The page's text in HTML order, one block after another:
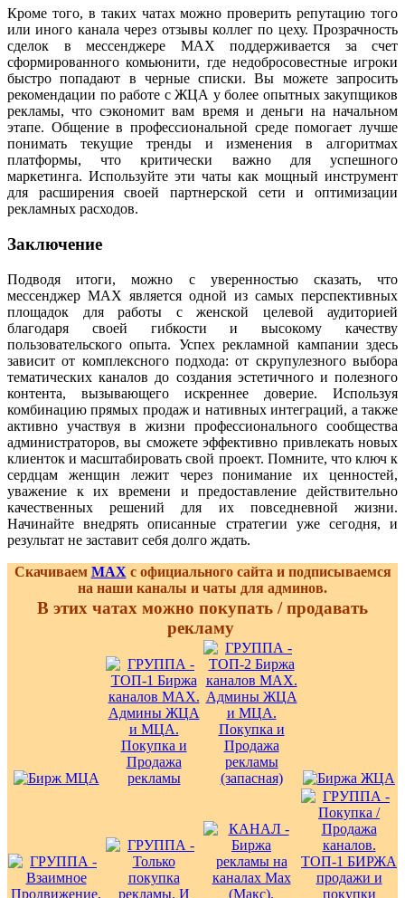
Кроме того, в таких чатах можно проверить репутацию того
или иного канала через отзывы коллег по цеху. Прозрачность
сделок в мессенджере MAX поддерживается за счет
сформированного комьюнити, где недобросовестные игроки
быстро попадают в черные списки. Вы можете запросить
рекомендации по работе с ЖЦА у более опытных закупщиков
рекламы, что сэкономит вам время и деньги на начальном
этапе. Общение в профессиональной среде помогает лучше
понимать текущие тренды и изменения в алгоритмах
платформы, что критически важно для успешного
маркетинга. Используйте эти чаты как мощный инструмент
для расширения своей партнерской сети и оптимизации
рекламных расходов.
Заключение
Подводя итоги, можно с уверенностью сказать, что
мессенджер MAX является одной из самых перспективных
площадок для работы с женской целевой аудиторией
благодаря своей гибкости и высокому качеству
пользовательского опыта. Успех рекламной кампании здесь
зависит от комплексного подхода: от скрупулезного выбора
тематических каналов до создания эстетичного и полезного
контента, вызывающего искреннее доверие. Используя
комбинацию прямых продаж и нативных интеграций, а также
активно участвуя в жизни профессионального сообщества
администраторов, вы сможете эффективно привлекать новых
клиенток и масштабировать свой проект. Помните, что ключ к
сердцам женщин лежит через понимание их ценностей,
уважение к их времени и предоставление действительно
качественных решений для их повседневной жизни.
Начинайте внедрять описанные стратегии уже сегодня, и
результат не заставит себя долго ждать.
Скачиваем MAX с официального сайта и подписываемся
на наши каналы и чаты для админов.
В этих чатах можно покупать / продавать
рекламу